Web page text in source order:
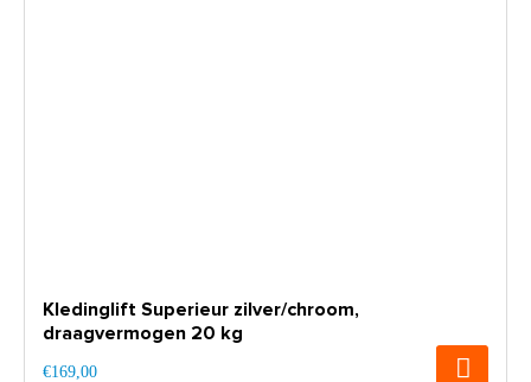
Kledinglift Superieur zilver/chroom,
draagvermogen 20 kg
€169,00